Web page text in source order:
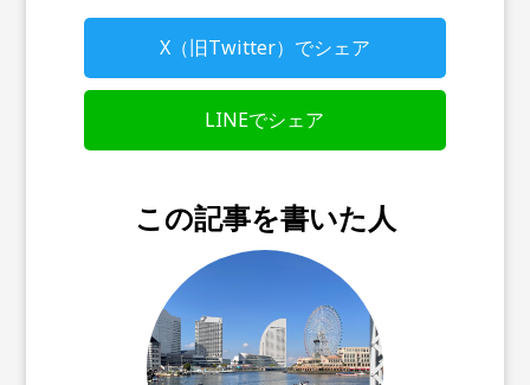
X（旧Twitter）でシェア
LINEでシェア
この記事を書いた人